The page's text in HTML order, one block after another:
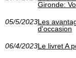
Gironde:
05/5/2023Les
d'occasion
06/4/2023Le livret A